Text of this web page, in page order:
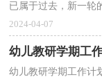
已属于过去，新一轮
率的方法喔！那么你
2024-04-07
幼儿教研学期工
幼儿教研学期工作计